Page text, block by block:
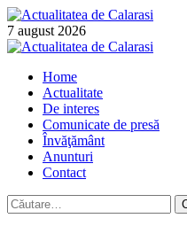
Skip
to
content
7 august 2026
Primary
Home
Actualitate
De interes
Comunicate de presă
Învăţământ
Anunturi
Contact
Caută
după: